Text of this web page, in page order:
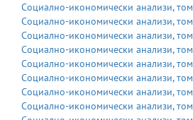
Социално-икономически анализи, том
Социално-икономически анализи, том
Социално-икономически анализи, том
Социално-икономически анализи, том
Социално-икономически анализи, том
Социално-икономически анализи, том
Социално-икономически анализи, том
Социално-икономически анализи, том